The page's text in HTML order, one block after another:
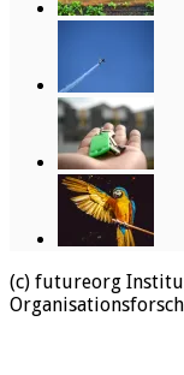
(c) futureorg